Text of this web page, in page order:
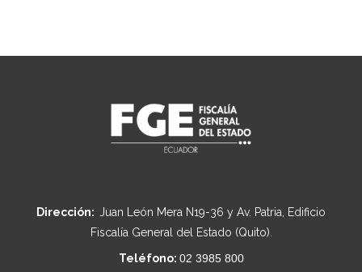
Dirección: Juan León Mera N19-36 y Av. Patria, Edificio
Fiscalía General del Estado (Quito).
Teléfono: 02 3985 800